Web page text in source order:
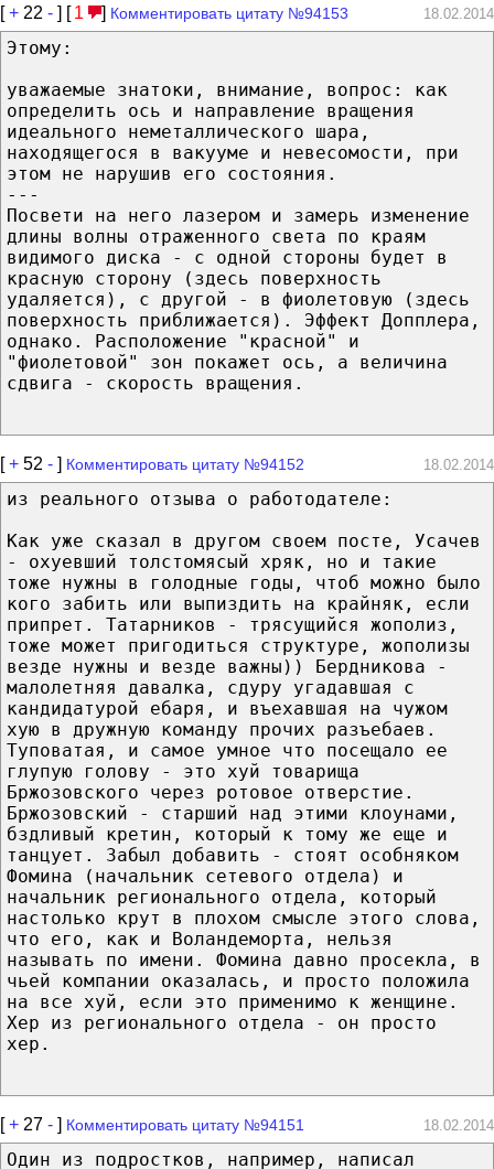
[+ 22 - ] [ 1 ] Комментировать цитату №94153 18.02.2014
Этому:
уважаемые знатоки, внимание, вопрос: как
определить ось и направление вращения
идеального неметаллического шара,
находящегося в вакууме и невесомости, при
этом не нарушив его состояния.
---
Посвети на него лазером и замерь изменение
длины волны отраженного света по краям
видимого диска - с одной стороны будет в
красную сторону (здесь поверхность
удаляется), с другой - в фиолетовую (здесь
поверхность приближается). Эффект Допплера,
однако. Расположение "красной" и
"фиолетовой" зон покажет ось, а величина
сдвига - скорость вращения.
[+ 52 - ] Комментировать цитату №94152 18.02.2014
из реального отзыва о работодателе:
Как уже сказал в другом своем посте, Усачев
- охуевший толстомясый хряк, но и такие
тоже нужны в голодные годы, чтоб можно было
кого забить или выпиздить на крайняк, если
припрет. Татарников - трясущийся жополиз,
тоже может пригодиться структуре, жополизы
везде нужны и везде важны)) Бердникова -
малолетняя давалка, сдуру угадавшая с
кандидатурой ебаря, и въехавшая на чужом
хую в дружную команду прочих разъебаев.
Туповатая, и самое умное что посещало ее
глупую голову - это хуй товарища
Бржозовского через ротовое отверстие.
Бржозовский - старший над этими клоунами,
бздливый кретин, который к тому же еще и
танцует. Забыл добавить - стоят особняком
Фомина (начальник сетевого отдела) и
начальник регионального отдела, который
настолько крут в плохом смысле этого слова,
что его, как и Воландеморта, нельзя
называть по имени. Фомина давно просекла, в
чьей компании оказалась, и просто положила
на все хуй, если это применимо к женщине.
Хер из регионального отдела - он просто
хер.
[+ 27 - ] Комментировать цитату №94151 18.02.2014
Один из подростков, например, написал